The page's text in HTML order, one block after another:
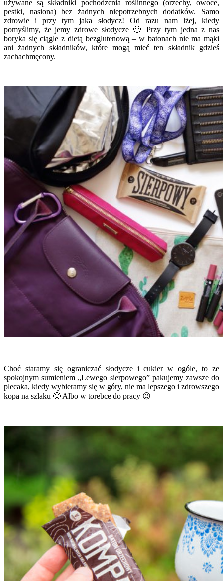
używane są składniki pochodzenia roślinnego (orzechy, owoce,
pestki, nasiona) bez żadnych niepotrzebnych dodatków. Samo
zdrowie i przy tym jaka słodycz! Od razu nam lżej, kiedy
pomyślimy, że jemy zdrowe słodycze 🙂 Przy tym jedna z nas
boryka się ciągle z dietą bezglutenową – w batonach nie ma mąki
ani żadnych składników, które mogą mieć ten składnik gdzieś
zachachmęcony.
Choć staramy się ograniczać słodycze i cukier w ogóle, to ze
spokojnym sumieniem „Lewego sierpowego” pakujemy zawsze do
plecaka, kiedy wybieramy się w góry, nie ma lepszego i zdrowszego
kopa na szlaku 🙂 Albo w torebce do pracy 😉